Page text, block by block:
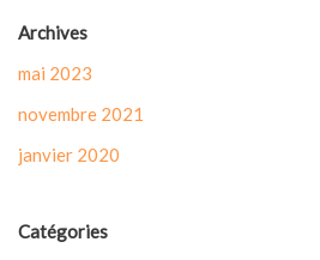
Archives
mai 2023
novembre 2021
janvier 2020
Catégories